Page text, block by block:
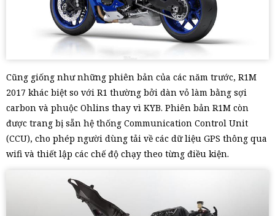
Cũng giống như những phiên bản của các năm trước, R1M
2017 khác biệt so với R1 thường bởi dàn vỏ làm bằng sợi
carbon và phuộc Ohlins thay vì KYB. Phiên bản R1M còn
được trang bị sẵn hệ thống Communication Control Unit
(CCU), cho phép người dùng tải về các dữ liệu GPS thông qua
wifi và thiết lập các chế độ chạy theo từng điều kiện.